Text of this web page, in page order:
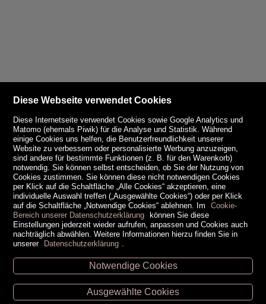
Unsere Öffnungszeiten
Retz -02942/20433
Diese Webseite verwendet Cookies
Diese Internetseite verwendet Cookies sowie Google Analytics und
Matomo (ehemals Piwik) für die Analyse und Statistik. Während
einige Cookies uns helfen, die Benutzerfreundlichkeit unserer
Website zu verbessern oder personalisierte Werbung anzuzeigen,
sind andere für bestimmte Funktionen (z. B. für den Warenkorb)
notwendig. Sie können selbst entscheiden, ob Sie der Nutzung von
Cookies zustimmen. Sie können diese nicht notwendigen Cookies
per Klick auf die Schaltfläche „Alle Cookies“ akzeptieren, eine
individuelle Auswahl treffen („Ausgewählte Cookies“) oder per Klick
auf die Schaltfläche „Notwendige Cookies“ ablehnen. Im
Cookie-
Bereich unserer Datenschutzerklärung können Sie diese
Einstellungen jederzeit wieder aufrufen, anpassen und Cookies auch
nachträglich abwählen. Weitere Informationen hierzu finden Sie in
unserer Datenschutzerklärung
Notwendige Cookies
Ausgewählte Cookies